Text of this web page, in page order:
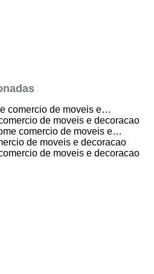
comercio de moveis e
de moveis e decoracao
comercio de moveis e
de moveis e decoracao
de moveis e decoracao